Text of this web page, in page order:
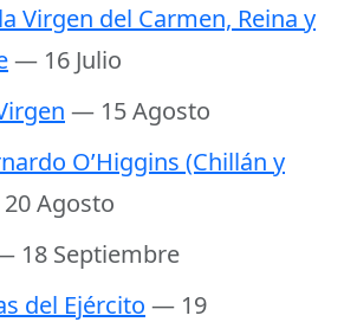
Virgen del Carmen, Reina y
— 16 Julio
— 15 Agosto
O’Higgins (Chillán y
Agosto
18 Septiembre
del Ejército — 19